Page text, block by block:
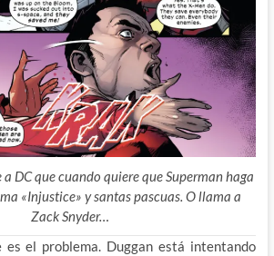
DC que cuando quiere que Superman haga
«Injustice» y santas pascuas. O llama a
Zack Snyder…
es el problema. Duggan está intentando